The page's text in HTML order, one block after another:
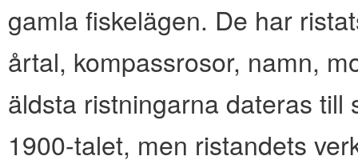
gamla fiskelägen. De har
årtal, kompassrosor, namn,
äldsta ristningarna dateras
1900-talet, men ristandets